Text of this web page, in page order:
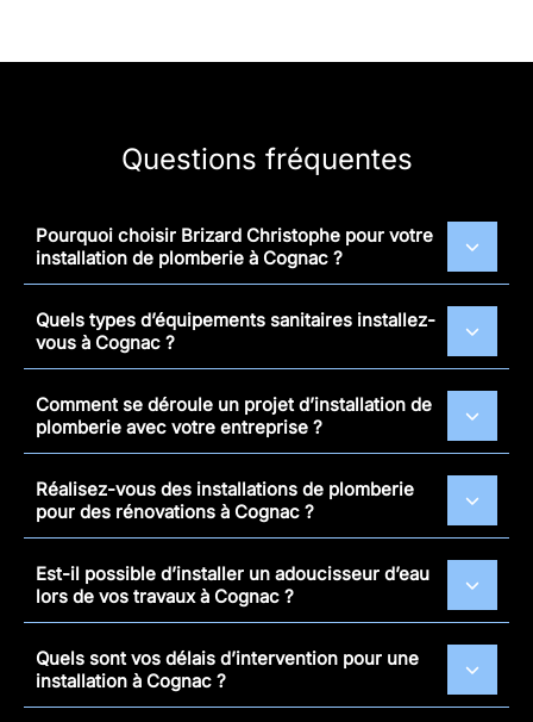
Questions fréquentes
Pourquoi choisir Brizard Christophe pour votre
installation de plomberie à Cognac ?
Quels types d’équipements sanitaires installez-
vous à Cognac ?
Comment se déroule un projet d’installation de
plomberie avec votre entreprise ?
Réalisez-vous des installations de plomberie
pour des rénovations à Cognac ?
Est-il possible d’installer un adoucisseur d’eau
lors de vos travaux à Cognac ?
Quels sont vos délais d’intervention pour une
installation à Cognac ?